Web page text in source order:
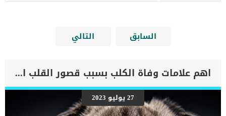
السابق التالي
اهم علامات وفاة الكلب بسبب قصور القلب الاحتقانى
27 يوليو 2023